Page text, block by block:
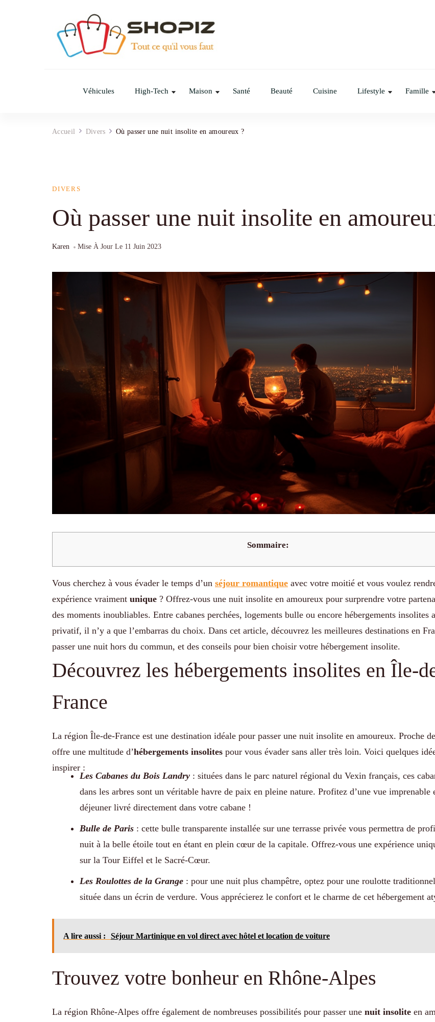
Véhicules High-Tech Maison Santé Beauté Cuisine Lifestyle Famille
Accueil Divers Où passer une nuit insolite en amoureux ?
DIVERS
Où passer une nuit insolite en
Karen Mise À Jour Le 11 Juin 2023
Sommaire:
Vous cherchez à vous évader le temps d’un séjour romantique avec votre moitié et vous voulez
expérience vraiment unique ? Offrez-vous une nuit insolite en amoureux pour surprendre votre
des moments inoubliables. Entre cabanes perchées, logements bulle ou encore hébergements insolites
privatif, il n’y a que l’embarras du choix. Dans cet article, découvrez les meilleures destinations en
passer une nuit hors du commun, et des conseils pour bien choisir votre hébergement insolite.
Découvrez les hébergements insolites en Île-
France
La région Île-de-France est une destination idéale pour passer une nuit insolite en amoureux. Proche de
offre une multitude d’hébergements insolites pour vous évader sans aller très loin. Voici quelques
inspirer :
Les Cabanes du Bois Landry : situées dans le parc naturel régional du Vexin français, ces
dans les arbres sont un véritable havre de paix en pleine nature. Profitez d’une vue imprenable
déjeuner livré directement dans votre cabane !
Bulle de Paris : cette bulle transparente installée sur une terrasse privée vous permettra de
nuit à la belle étoile tout en étant en plein cœur de la capitale. Offrez-vous une expérience
sur la Tour Eiffel et le Sacré-Cœur.
Les Roulottes de la Grange : pour une nuit plus champêtre, optez pour une roulotte
située dans un écrin de verdure. Vous apprécierez le confort et le charme de cet hébergement
A lire aussi : Séjour Martinique en vol direct avec hôtel et location de voiture
Trouvez votre bonheur en Rhône-Alpes
La région Rhône-Alpes offre également de nombreuses possibilités pour passer une nuit insolite en